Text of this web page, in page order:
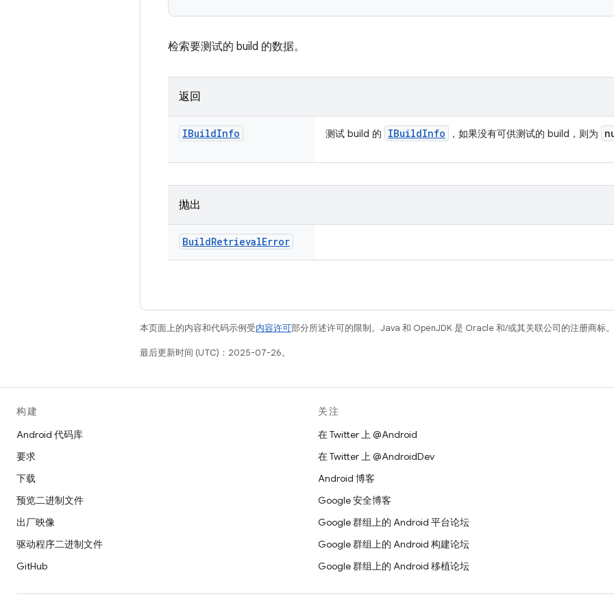
检索要测试的 build 的数据。
返回
IBuildInfo 测试 build 的 IBuildInfo ，如果没有可供测试的 build，则为
抛出
BuildRetrievalError
本页面上的内容和代码示例受内容许可部分所述许可的限制。Java 和 OpenJDK 是 Oracle 和/或其关联公司的注册商标。
最后更新时间 (UTC)：2025-07-26。
构建
Android 代码库
要求
下载
预览二进制文件
出厂映像
驱动程序二进制文件
GitHub
关注
在 Twitter 上 @Android
在 Twitter 上 @AndroidDev
Android 博客
Google 安全博客
Google 群组上的 Android 平台论坛
Google 群组上的 Android 构建论坛
Google 群组上的 Android 移植论坛